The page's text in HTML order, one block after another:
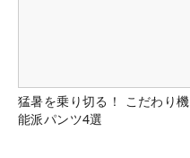
猛暑を乗り切る！ こだわり機
能派パンツ4選